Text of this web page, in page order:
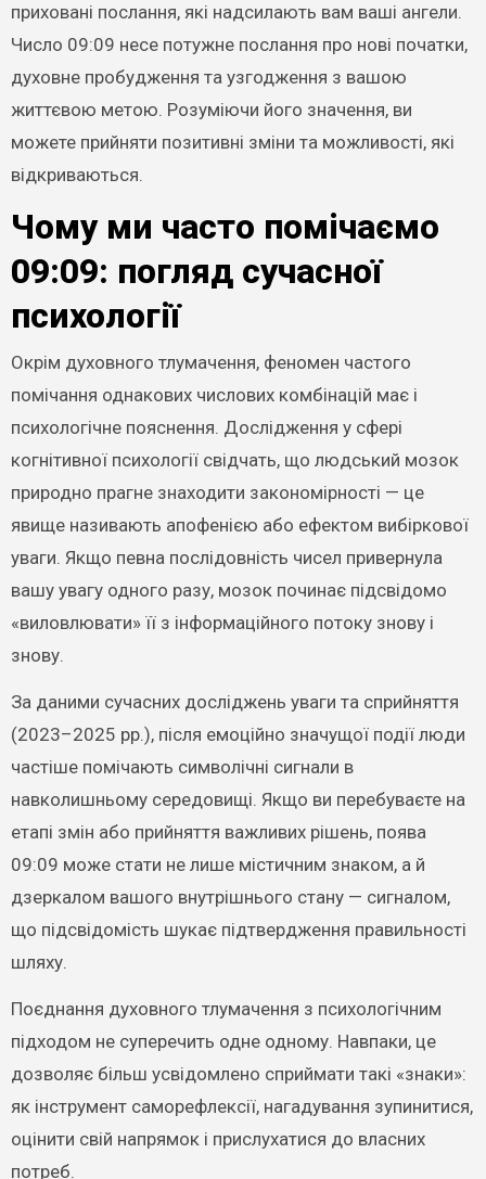
приховані послання, які надсилають вам ваші ангели.
Число 09:09 несе потужне послання про нові початки,
духовне пробудження та узгодження з вашою
життєвою метою. Розуміючи його значення, ви
можете прийняти позитивні зміни та можливості, які
відкриваються.
Чому ми часто помічаємо
09:09: погляд сучасної
психології
Окрім духовного тлумачення, феномен частого
помічання однакових числових комбінацій має і
психологічне пояснення. Дослідження у сфері
когнітивної психології свідчать, що людський мозок
природно прагне знаходити закономірності — це
явище називають апофенією або ефектом вибіркової
уваги. Якщо певна послідовність чисел привернула
вашу увагу одного разу, мозок починає підсвідомо
«виловлювати» її з інформаційного потоку знову і
знову.
За даними сучасних досліджень уваги та сприйняття
(2023–2025 рр.), після емоційно значущої події люди
частіше помічають символічні сигнали в
навколишньому середовищі. Якщо ви перебуваєте на
етапі змін або прийняття важливих рішень, поява
09:09 може стати не лише містичним знаком, а й
дзеркалом вашого внутрішнього стану — сигналом,
що підсвідомість шукає підтвердження правильності
шляху.
Поєднання духовного тлумачення з психологічним
підходом не суперечить одне одному. Навпаки, це
дозволяє більш усвідомлено сприймати такі «знаки»:
як інструмент саморефлексії, нагадування зупинитися,
оцінити свій напрямок і прислухатися до власних
потреб.